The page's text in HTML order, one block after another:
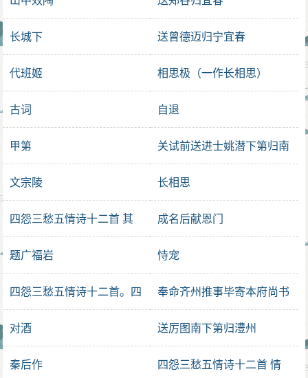
长城下 送曾德迈归宁宜春
代班姬 相思极（一作长相思）
古词 自退
甲第
关试前送进士姚潜下第归南
文宗陵
长相思
四怨三愁五情诗十二首 其
成名后献恩门
题广福岩 恃宠
四怨三愁五情诗十二首。四
奉命齐州推事毕寄本府尚书
对酒 送厉图南下第归澧州
秦后作 四怨三愁五情诗十二首 情